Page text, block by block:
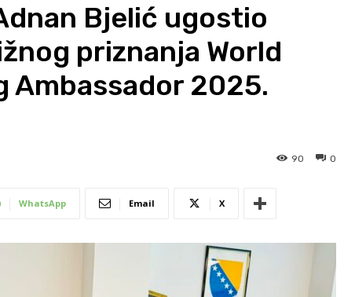
Bjelić ugostio
priznanja World
Ambassador 2025.
0
90
WhatsApp Email X